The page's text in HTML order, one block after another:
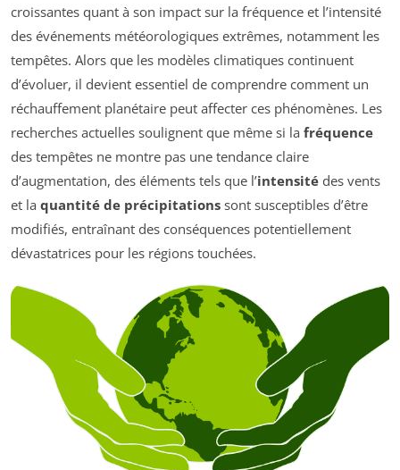
croissantes quant à son impact sur la fréquence et l’intensité
des événements météorologiques extrêmes, notamment les
tempêtes. Alors que les modèles climatiques continuent
d’évoluer, il devient essentiel de comprendre comment un
réchauffement planétaire peut affecter ces phénomènes. Les
recherches actuelles soulignent que même si la fréquence
des tempêtes ne montre pas une tendance claire
d’augmentation, des éléments tels que l’intensité des vents
et la quantité de précipitations sont susceptibles d’être
modifiés, entraînant des conséquences potentiellement
dévastatrices pour les régions touchées.